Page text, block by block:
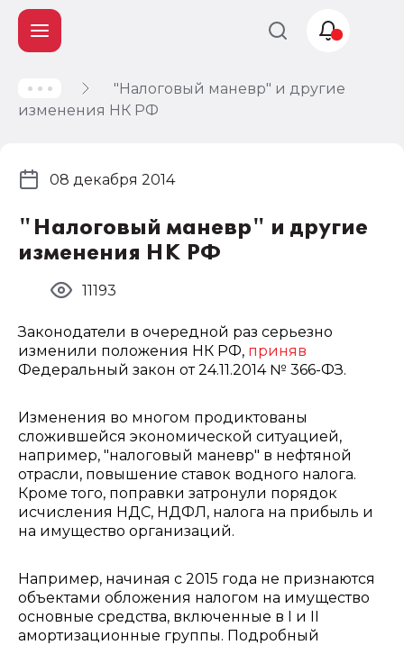
"Налоговый маневр" и другие
изменения НК РФ
"Налоговый маневр" и другие
изменения НК РФ
08 декабря 2014
11193
Законодатели в очередной раз серьезно
изменили положения НК РФ, приняв
Федеральный закон от 24.11.2014 № 366-ФЗ.
Изменения во многом продиктованы
сложившейся экономической ситуацией,
например, "налоговый маневр" в нефтяной
отрасли, повышение ставок водного налога.
Кроме того, поправки затронули порядок
исчисления НДС, НДФЛ, налога на прибыль и
на имущество организаций.
Например, начиная с 2015 года не признаются
объектами обложения налогом на имущество
основные средства, включенные в I и II
амортизационные группы. Подробный
Учет и
налогообложение